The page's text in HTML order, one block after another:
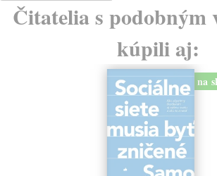
Čitatelia s podobným
kúpili aj:
na